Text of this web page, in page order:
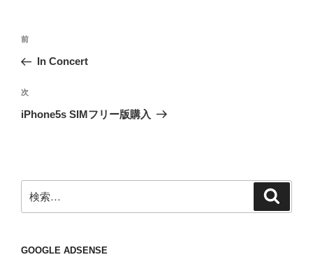
投
ナ
ビ
ゲ
ン
前
の
稿
前
In Concert
次
の
次
iPhone5s SIMフリー版購入
索:
GOOGLE ADSENSE